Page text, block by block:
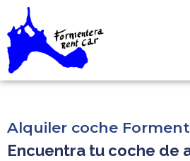
Alquiler coche
Encuentra tu coche de